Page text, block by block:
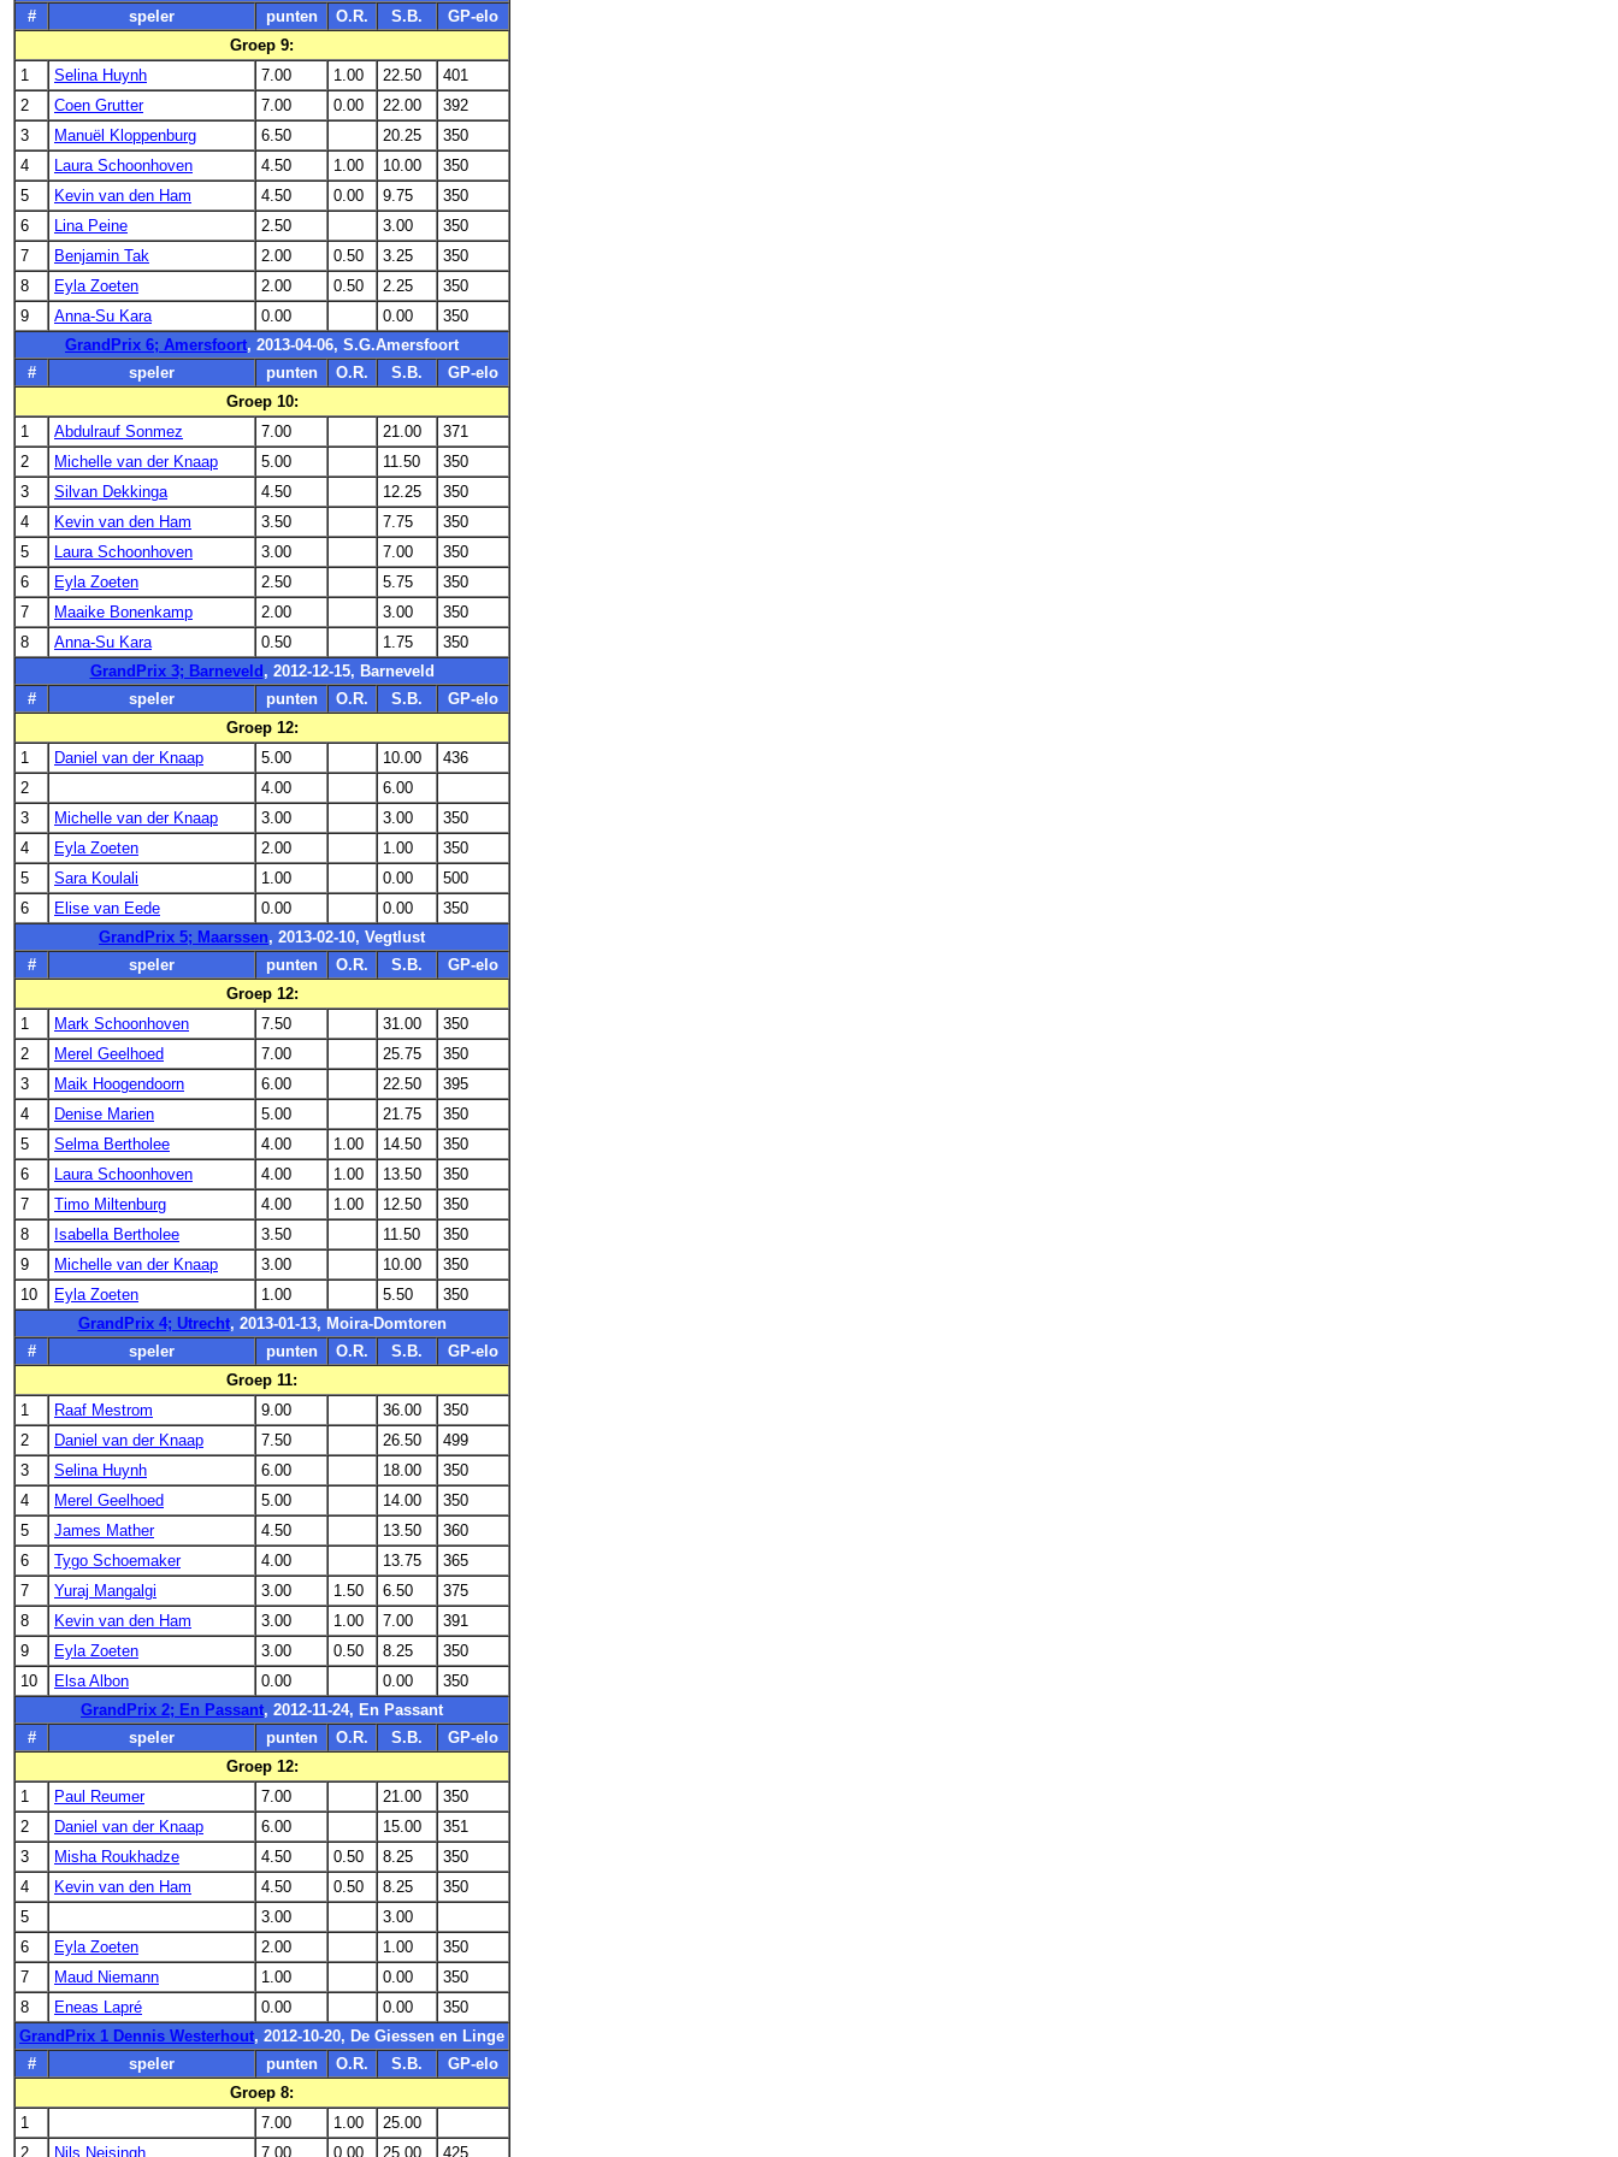
#
speler punten O.R. S.B.
GP-elo
Groep 9:
1
Selina Huynh 7.00 1.00 22.50
401
2
Coen Grutter 7.00 0.00 22.00
392
3
Manuël Kloppenburg 6.50 20.25
350
4
Laura Schoonhoven 4.50 1.00 10.00
350
5
Kevin van den Ham 4.50 0.00 9.75
350
6
Lina Peine 2.50 3.00
350
7
Benjamin Tak 2.00 0.50 3.25
350
8
Eyla Zoeten 2.00 0.50 2.25
350
9
Anna-Su Kara 0.00 0.00
350
GrandPrix 6; Amersfoort, 2013-04-06, S.G.Amersfoort
#
speler punten O.R. S.B.
GP-elo
Groep 10:
1
Abdulrauf Sonmez 7.00 21.00
371
2
Michelle van der Knaap 5.00 11.50
350
3
Silvan Dekkinga 4.50 12.25
350
4
Kevin van den Ham 3.50 7.75
350
5
Laura Schoonhoven 3.00 7.00
350
6
Eyla Zoeten 2.50 5.75
350
7
Maaike Bonenkamp 2.00 3.00
350
8
Anna-Su Kara 0.50 1.75
350
GrandPrix 3; Barneveld , 2012-12-15, Barneveld
#
speler punten O.R. S.B.
GP-elo
Groep 12:
1
Daniel van der Knaap 5.00 10.00
436
2
4.00
6.00
3
Michelle van der Knaap 3.00 3.00
350
4
Eyla Zoeten 2.00 1.00
350
5
Sara Koulali 1.00 0.00
500
6
Elise van Eede 0.00 0.00
350
GrandPrix 5; Maarssen, 2013-02-10, Vegtlust
#
speler punten O.R. S.B.
GP-elo
Groep 12:
1
Mark Schoonhoven 7.50 31.00
350
2
Merel Geelhoed 7.00 25.75
350
3
Maik Hoogendoorn 6.00 22.50
395
4
Denise Marien 5.00 21.75
350
5
Selma Bertholee 4.00 1.00 14.50
350
6
Laura Schoonhoven 4.00 1.00 13.50
350
7
Timo Miltenburg 4.00 1.00 12.50
350
8
Isabella Bertholee 3.50 11.50
350
9
Michelle van der Knaap 3.00 10.00
350
10
Eyla Zoeten 1.00 5.50
350
GrandPrix 4; Utrecht, 2013-01-13, Moira-Domtoren
#
speler punten O.R. S.B.
GP-elo
Groep 11:
1
Raaf Mestrom 9.00 36.00
350
2
Daniel van der Knaap 7.50 26.50
499
3
Selina Huynh 6.00 18.00
350
4
Merel Geelhoed 5.00 14.00
350
5
James Mather 4.50 13.50
360
6
Tygo Schoemaker 4.00 13.75
365
7
Yuraj Mangalgi 3.00 1.50 6.50
375
8
Kevin van den Ham 3.00 1.00 7.00
391
9
Eyla Zoeten 3.00 0.50 8.25
350
10
Elsa Albon 0.00 0.00
350
GrandPrix 2; En Passant, 2012-11-24, En Passant
#
speler punten O.R. S.B.
GP-elo
Groep 12:
1
Paul Reumer 7.00 21.00
350
2
Daniel van der Knaap 6.00 15.00
351
3
Misha Roukhadze 4.50 0.50 8.25
350
4
Kevin van den Ham 4.50 0.50 8.25
350
5
3.00
3.00
6
Eyla Zoeten 2.00 1.00
350
7
Maud Niemann 1.00 0.00
350
8
Eneas Lapré 0.00 0.00
350
GrandPrix 1 Dennis Westerhout, 2012-10-20, De Giessen en Linge
#
speler punten O.R. S.B.
GP-elo
Groep 8:
1
7.00 1.00
25.00
2
Nils Neisingh 7.00 0.00 25.00 425